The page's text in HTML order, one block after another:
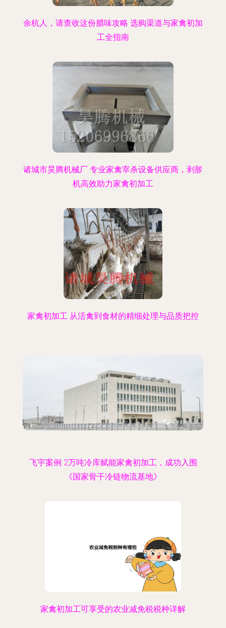
余杭人，请查收这份腊味攻略 选购渠道与家禽初加
工全指南
诸城市昊腾机械厂 专业家禽宰杀设备供应商，剥胗
机高效助力家禽初加工
家禽初加工 从活禽到食材的精细处理与品质把控
飞宇案例 2万吨冷库赋能家禽初加工，成功入围
《国家骨干冷链物流基地》
家禽初加工可享受的农业减免税税种详解